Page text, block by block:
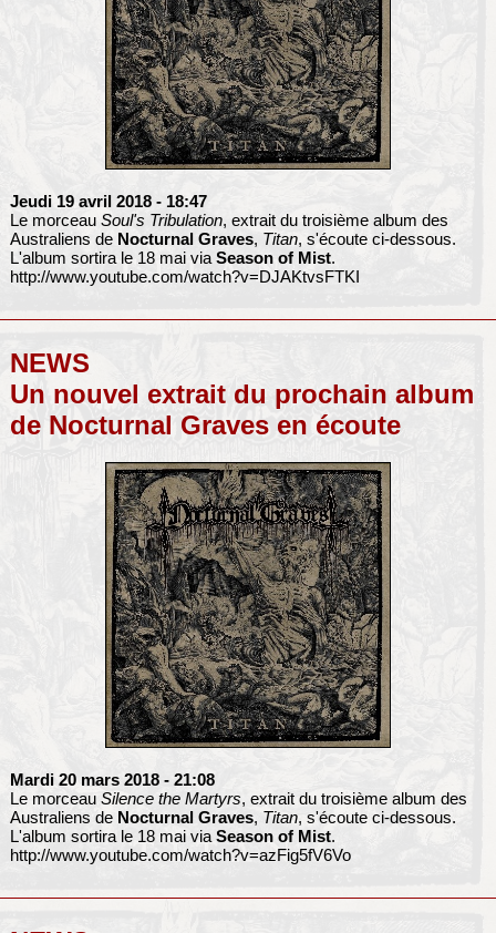
Jeudi 19 avril 2018 - 18:47
Le morceau Soul's Tribulation, extrait du troisième album des
Australiens de Nocturnal Graves, Titan, s'écoute ci-dessous.
L'album sortira le 18 mai via Season of Mist.
http://www.youtube.com/watch?v=DJAKtvsFTKI
NEWS
Un nouvel extrait du prochain album
de Nocturnal Graves en écoute
Mardi 20 mars 2018 - 21:08
Le morceau Silence the Martyrs, extrait du troisième album des
Australiens de Nocturnal Graves, Titan, s'écoute ci-dessous.
L'album sortira le 18 mai viaSeason of Mist.
http://www.youtube.com/watch?v=azFig5fV6Vo